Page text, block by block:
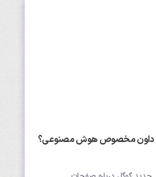
داون مخصوص هوش مصنوعی؟